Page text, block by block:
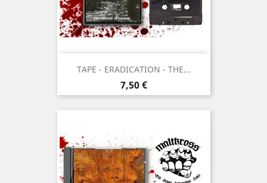
TAPE - ERADICATION - THE...
Prix
7,50 €